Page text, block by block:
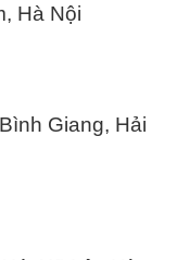
Hà Nội
Giang, Hải